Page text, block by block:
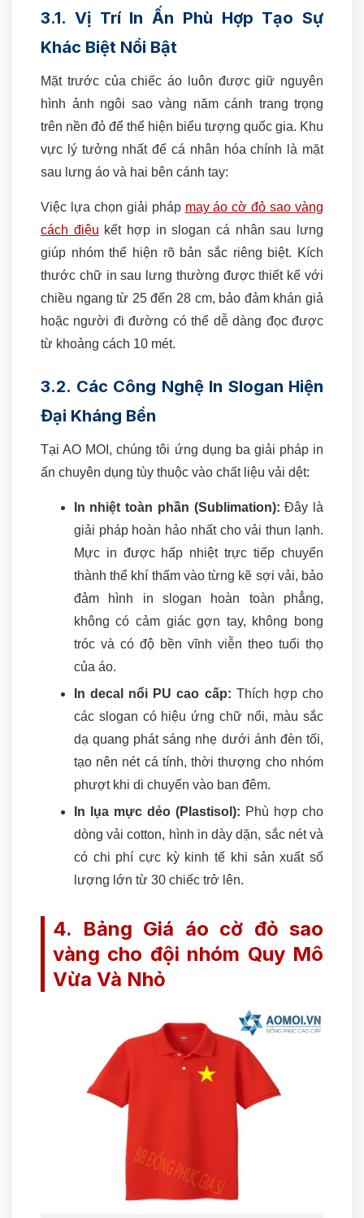
3.1. Vị Trí In Ấn Phù Hợp Tạo Sự
Khác Biệt Nổi Bật
Mặt trước của chiếc áo luôn được giữ nguyên
hình ảnh ngôi sao vàng năm cánh trang trọng
trên nền đỏ để thể hiện biểu tượng quốc gia. Khu
vực lý tưởng nhất để cá nhân hóa chính là mặt
sau lưng áo và hai bên cánh tay:
Việc lựa chọn giải pháp may áo cờ đỏ sao vàng
cách điệu kết hợp in slogan cá nhân sau lưng
giúp nhóm thể hiện rõ bản sắc riêng biệt. Kích
thước chữ in sau lưng thường được thiết kế với
chiều ngang từ 25 đến 28 cm, bảo đảm khán giả
hoặc người đi đường có thể dễ dàng đọc được
từ khoảng cách 10 mét.
3.2. Các Công Nghệ In Slogan Hiện
Đại Kháng Bền
Tại AO MOI, chúng tôi ứng dụng ba giải pháp in
ấn chuyên dụng tùy thuộc vào chất liệu vải dệt:
In nhiệt toàn phần (Sublimation): Đây là
giải pháp hoàn hảo nhất cho vải thun lạnh.
Mực in được hấp nhiệt trực tiếp chuyển
thành thể khí thấm vào từng kẽ sợi vải, bảo
đảm hình in slogan hoàn toàn phẳng,
không có cảm giác gợn tay, không bong
tróc và có độ bền vĩnh viễn theo tuổi thọ
của áo.
In decal nổi PU cao cấp: Thích hợp cho
các slogan có hiệu ứng chữ nổi, màu sắc
dạ quang phát sáng nhẹ dưới ánh đèn tối,
tạo nên nét cá tính, thời thượng cho nhóm
phượt khi di chuyển vào ban đêm.
In lụa mực dẻo (Plastisol): Phù hợp cho
dòng vải cotton, hình in dày dặn, sắc nét và
có chi phí cực kỳ kinh tế khi sản xuất số
lượng lớn từ 30 chiếc trở lên.
4. Bảng Giá áo cờ đỏ sao
vàng cho đội nhóm Quy Mô
Vừa Và Nhỏ